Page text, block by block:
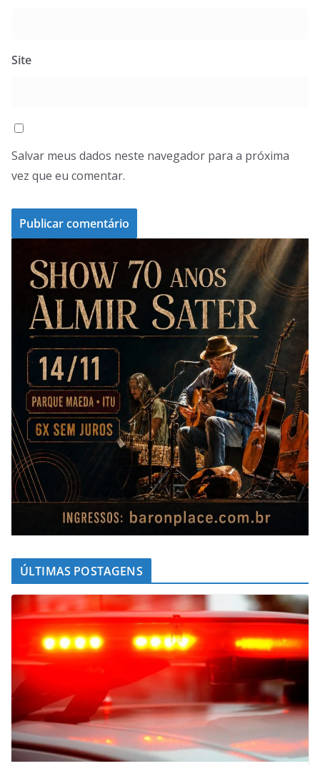
Site
Salvar meus dados neste navegador para a próxima
vez que eu comentar.
ÚLTIMAS POSTAGENS